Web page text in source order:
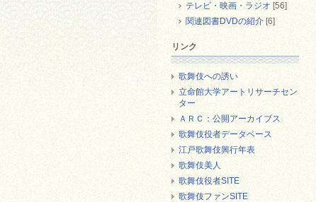
テレビ・映画・ラジオ [56]
関連図書DVDの紹介 [6]
リンク
歌舞伎への誘い
立命館大学アートリサーチセン
ター
ＡＲＣ：公開アーカイブス
歌舞伎役者データベース
江戸歌舞伎興行年表
歌舞伎美人
歌舞伎役者SITE
歌舞伎ファンSITE